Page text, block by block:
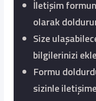
İletişim
olarak
Size
bilgilerinizi
Formu
sizinle